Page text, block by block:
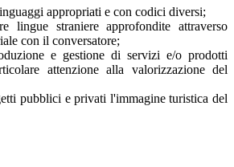
appropriati e con codici diversi;
lingue straniere approfondite attraverso
con il conversatore;
e gestione di servizi e/o prodotti
attenzione alla valorizzazione del
pubblici e privati l'immagine turistica del